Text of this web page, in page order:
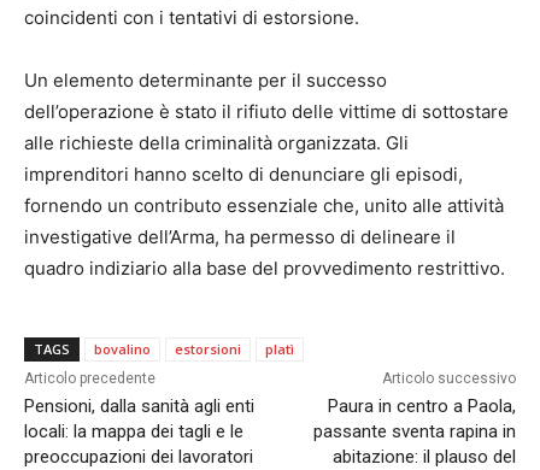
coincidenti con i tentativi di estorsione.
Un elemento determinante per il successo
dell’operazione è stato il rifiuto delle vittime di sottostare
alle richieste della criminalità organizzata. Gli
imprenditori hanno scelto di denunciare gli episodi,
fornendo un contributo essenziale che, unito alle attività
investigative dell’Arma, ha permesso di delineare il
quadro indiziario alla base del provvedimento restrittivo.
TAGS bovalino estorsioni platì
Articolo precedente
Pensioni, dalla sanità agli enti
locali: la mappa dei tagli e le
preoccupazioni dei lavoratori
Articolo successivo
Paura in centro a Paola,
passante sventa rapina in
abitazione: il plauso del